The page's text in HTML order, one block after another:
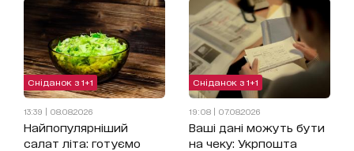
Сніданок з 1+1
13:39 | 08.08.2026
Найпопулярніший
салат літа: готуємо
Сніданок з 1+1
19:08 | 07.08.2026
Ваші дані можуть бути
на чеку: Укрпошта